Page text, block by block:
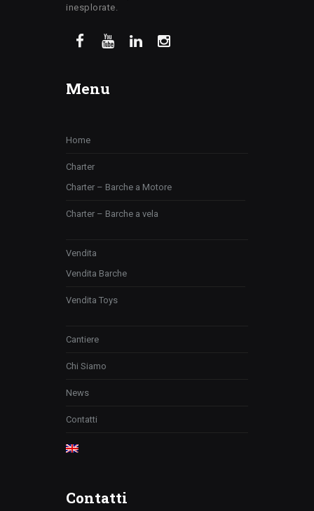
inesplorate.
Menu
Home
Charter
Charter – Barche a Motore
Charter – Barche a vela
Vendita
Vendita Barche
Vendita Toys
Cantiere
Chi Siamo
News
Contatti
Contatti